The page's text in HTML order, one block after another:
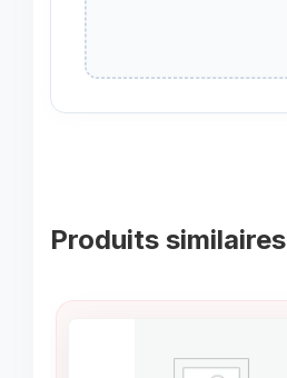
Produits similaires